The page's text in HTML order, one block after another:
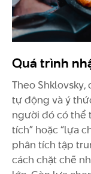
Quá trình
Theo
tự động và ý
người đó có thể
tích” hoặc “lựa
phân tích tập
cách chặt chẽ